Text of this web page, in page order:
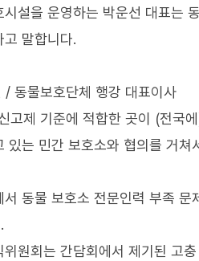
시설을 운영하는 박운선 대표는
고 말합니다.
동물보호단체 행강 대표이사
고제 기준에 적합한 곳이 (전국
있는 민간 보호소와 협의를 거
서 동물 보호소 전문인력 부족
위원회는 간담회에서 제기된 고